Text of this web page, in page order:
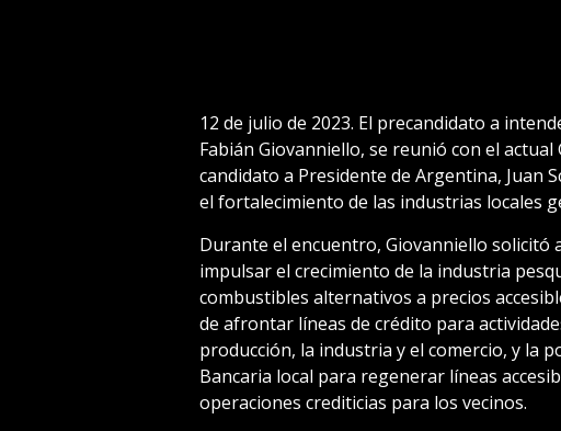
12 de julio de 2023. El precandidato a
Fabián Giovanniello, se reunió con el
candidato a Presidente de Argentina, Juan
el fortalecimiento de las industrias locales
Durante el encuentro, Giovanniello
impulsar el crecimiento de la industria
combustibles alternativos a precios
de afrontar líneas de crédito para
producción, la industria y el comercio, y la
Bancaria local para regenerar líneas
operaciones crediticias para los vecinos.